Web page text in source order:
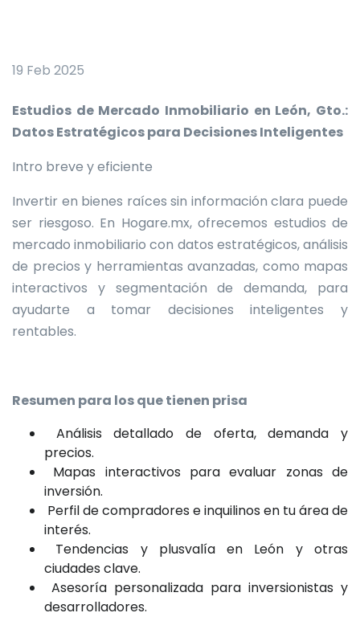
19 Feb 2025
Estudios de Mercado Inmobiliario en León, Gto.:
Datos Estratégicos para Decisiones Inteligentes
Intro breve y eficiente
Invertir en bienes raíces sin información clara puede
ser riesgoso. En Hogare.mx, ofrecemos estudios de
mercado inmobiliario con datos estratégicos, análisis
de precios y herramientas avanzadas, como mapas
interactivos y segmentación de demanda, para
ayudarte a tomar decisiones inteligentes y
rentables.
Resumen para los que tienen prisa
Análisis detallado de oferta, demanda y
precios.
Mapas interactivos para evaluar zonas de
inversión.
Perfil de compradores e inquilinos en tu área de
interés.
Tendencias y plusvalía en León y otras
ciudades clave.
Asesoría personalizada para inversionistas y
desarrolladores.